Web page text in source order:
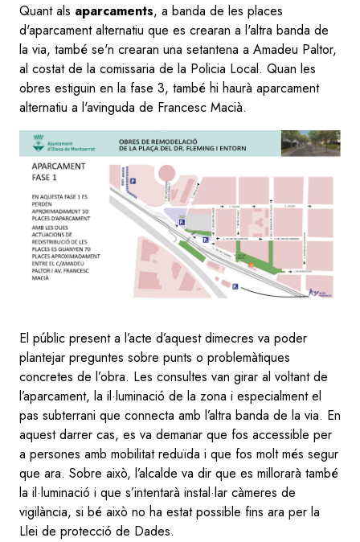
Quant als aparcaments, a banda de les places
d'aparcament alternatiu que es crearan a l'altra banda de
la via, també se'n crearan una setantena a Amadeu Paltor,
al costat de la comissaria de la Policia Local. Quan les
obres estiguin en la fase 3, també hi haurà aparcament
alternatiu a l'avinguda de Francesc Macià.
El públic present a l’acte d’aquest dimecres va poder
plantejar preguntes sobre punts o problemàtiques
concretes de l’obra. Les consultes van girar al voltant de
l’aparcament, la il·luminació de la zona i especialment el
pas subterrani que connecta amb l’altra banda de la via. En
aquest darrer cas, es va demanar que fos accessible per
a persones amb mobilitat reduïda i que fos molt més segur
que ara. Sobre això, l’alcalde va dir que es millorarà també
la il·luminació i que s’intentarà instal·lar càmeres de
vigilància, si bé això no ha estat possible fins ara per la
Llei de protecció de Dades.